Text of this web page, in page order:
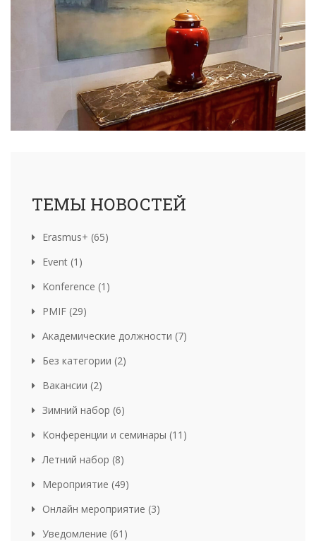
ТЕМЫ НОВОСТЕЙ
Erasmus+ (65)
Event (1)
Konference (1)
PMIF (29)
Академические должности (7)
Без категории (2)
Вакансии (2)
Зимний набор (6)
Конференции и семинары (11)
Летний набор (8)
Мероприятие (49)
Онлайн мероприятие (3)
Уведомление (61)